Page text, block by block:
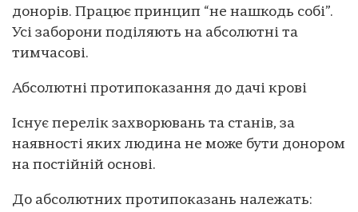
донорів. Працює принцип “не нашкодь собі”.
Усі заборони поділяють на абсолютні та
тимчасові.
Абсолютні протипоказання до дачі крові
Існує перелік захворювань та станів, за
наявності яких людина не може бути донором
на постійній основі.
До абсолютних протипоказань належать: